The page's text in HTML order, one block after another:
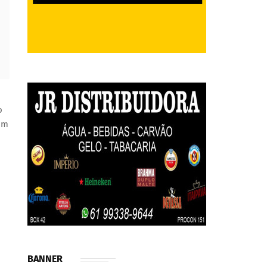
BANNER